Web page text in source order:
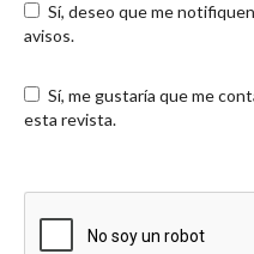
avisos.
esta revista.